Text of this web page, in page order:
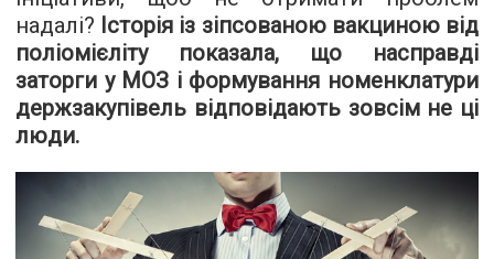
надалі? Історія із зіпсованою вакциною від
поліомієліту показала, що насправді
заторги у МОЗ і формування номенклатури
держзакупівель відповідають зовсім не ці
люди.